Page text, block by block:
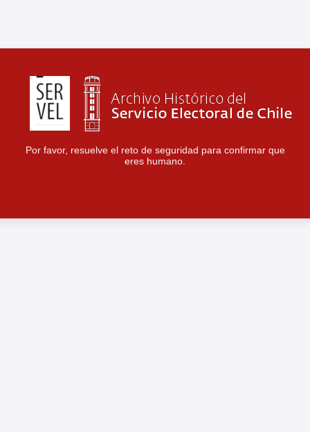
Por favor, resuelve el reto de seguridad para confirmar que
eres humano.